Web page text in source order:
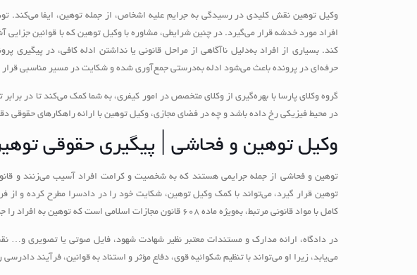
وکیل توهین نقش کلیدی در رسیدگی به جرایم علیه اشخاص، از جمله توهین، ایفا
افراد مورد خدشه قرار می‌گیرد. در چنین شرایطی، مشاوره با وکیل توهین که با قوانین
کند. بسیاری از افراد به‌دلیل ناآگاهی از مراحل قانونی یا نداشتن ادله کافی، در
حرفه‌ای در پرونده باعث می‌شود ادله به‌درستی جمع‌آوری شده و شکایت در مسیر مناسبی قرار
گروه وکلای پارسا با بهره‌گیری از وکلای متخصص در امور کیفری، به شما کمک می‌کند تا در
در محیط فیزیکی رخ داده باشد و چه در فضای مجازی، وکیل توهین با ارائه راهکارهای حقوقی
وکیل توهین و فحاشی | پیگیری حقوقی
توهین و فحاشی از جمله جرایمی هستند که به شخصیت و کرامت افراد آسیب می‌زنند و
توهین قرار گیرد، می‌تواند با کمک وکیل توهین، شکایت خود را در دادسرا مطرح کرده و از
کامل با مواد قانونی مرتبط، به‌ویژه ماده ۶۰۸ قانون مجازات اسلامی است که توهین به افراد را جرم‌انگاری کرده است.
در دادگاه، ارائه مدارک و مستندات معتبر نظیر شهادت شهود، فایل صوتی یا تصویری
می‌یابد، زیرا او می‌تواند با تنظیم شکوائیه قوی، دفاع مؤثر و استناد به قوانین، فرآیند